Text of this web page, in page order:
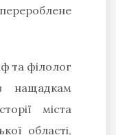
та філолог
нащадкам
міста
області,